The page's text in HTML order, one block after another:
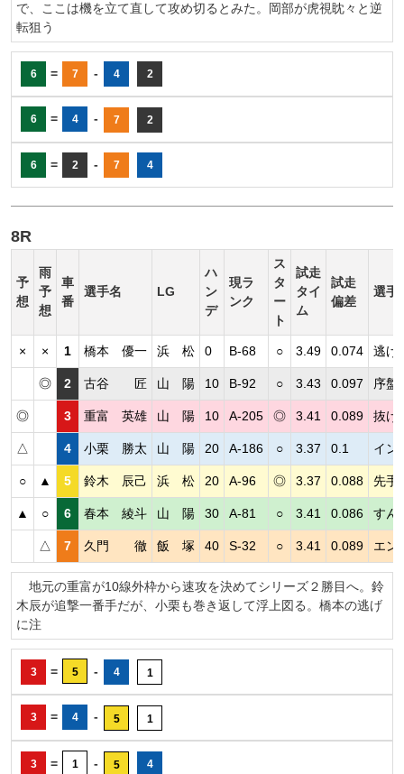
で、ここは機を立て直して攻め切るとみた。岡部が虎視眈々と逆
転狙う
6 = 7 - 4 2
6 = 4 - 7 2
6 = 2 - 7 4
8R
予
想
雨
予
想
車
番
選手名 LG
ハ
ン
デ
現ラ
ンク
ス
タ
ー
ト
試走
タイ
ム
試走
偏差
選手
× × 1 橋本 優一 浜 松 0 B-68 ○ 3.49 0.074 逃げ
◎ 2 古谷 匠 山 陽 10 B-92 ○ 3.43 0.097 序盤
◎ 3 重富 英雄 山 陽 10 A-205 ◎ 3.41 0.089 抜け
△ 4 小栗 勝太 山 陽 20 A-186 ○ 3.37 0.1 イン
○ ▲ 5 鈴木 辰己 浜 松 20 A-96 ◎ 3.37 0.088 先手
▲ ○ 6 春本 綾斗 山 陽 30 A-81 ○ 3.41 0.086 すん
△ 7 久門 徹 飯 塚 40 S-32 ○ 3.41 0.089 エン
地元の重富が10線外枠から速攻を決めてシリーズ２勝目へ。鈴
木辰が追撃一番手だが、小栗も巻き返して浮上図る。橋本の逃げ
に注
3 = 5 - 4 1
3 = 4 - 5 1
3 = 1 - 5 4